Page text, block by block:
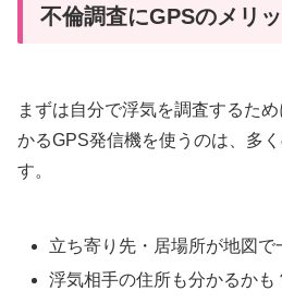
不倫調査にGPSのメリ
まずは自分で浮気を調査するた
かるGPS発信機を使うのは、多
す。
立ち寄り先・居場所が地図で
浮気相手の住所も分かるかも